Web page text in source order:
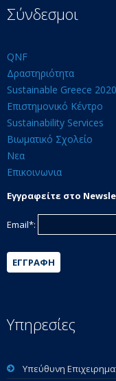
Σύνδεσμοι
QNF
Δραστηριότητα
Sustainable Greece 2020
Επιστημονικό Κέντρο
Sustainability Services
Βιωματικό Σχολείο
Νεα
Επικοινωνια
Εγγραφείτε στο
Email*:
ΕΓΓΡΑΦΉ
Υπηρεσίες
Υπεύθυνη